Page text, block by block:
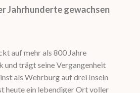
Jahrhunderte gewachsen
auf mehr als 800 Jahre
und trägt seine Vergangenheit
als Wehrburg auf drei Inseln
heute ein lebendiger Ort voller